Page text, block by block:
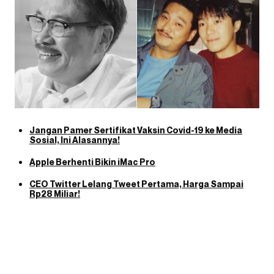
Jangan Pamer Sertifikat Vaksin Covid-19 ke Media
Sosial, Ini Alasannya!
Apple Berhenti Bikin iMac Pro
CEO Twitter Lelang Tweet Pertama, Harga Sampai
Rp28 Miliar!